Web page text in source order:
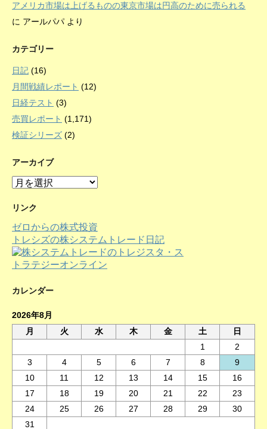
アメリカ市場は上げるものの東京市場は円高のために売られる
に アールパパ より
カテゴリー
日記 (16)
月間戦績レポート (12)
日経テスト (3)
売買レポート (1,171)
検証シリーズ (2)
アーカイブ
ア
カ
ブ
リンク
ゼロからの株式投資
トレシズの株システムトレード日記
カレンダー
2026年8月
月
火 水 木 金 土
日
1
2
3
4 5 6 7 8
9
10
11 12 13 14 15
16
17
18 19 20 21 22
23
24
25 26 27 28 29
30
31